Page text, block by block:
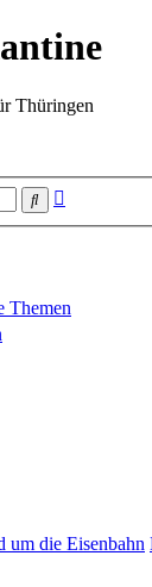
Thüringen
Suche
Themen
um die Eisenbahn